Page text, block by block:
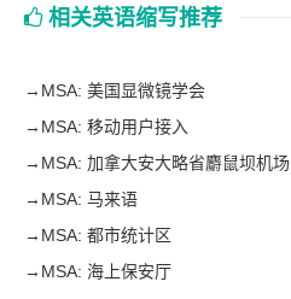
相关英语缩写推荐
→ MSA: 美国显微镜学会
→ MSA: 移动用户接入
→ MSA: 加拿大安大略省麝鼠坝机场
→ MSA: 马来语
→ MSA: 都市统计区
→ MSA: 海上保安厅